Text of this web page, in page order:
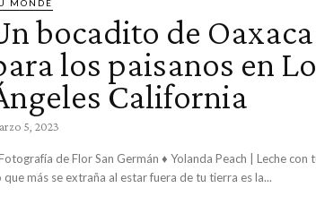
MONDE
bocadito de Oaxaca
los paisanos en
California
5, 2023
de Flor San Germán ♦ Yolanda Peach | Leche con tuna
que más se extraña al estar fuera de tu tierra es la...